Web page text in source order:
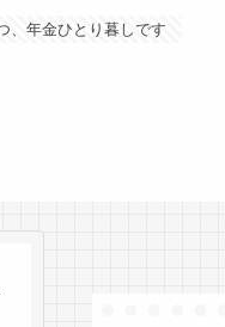
、年金ひとり暮しです